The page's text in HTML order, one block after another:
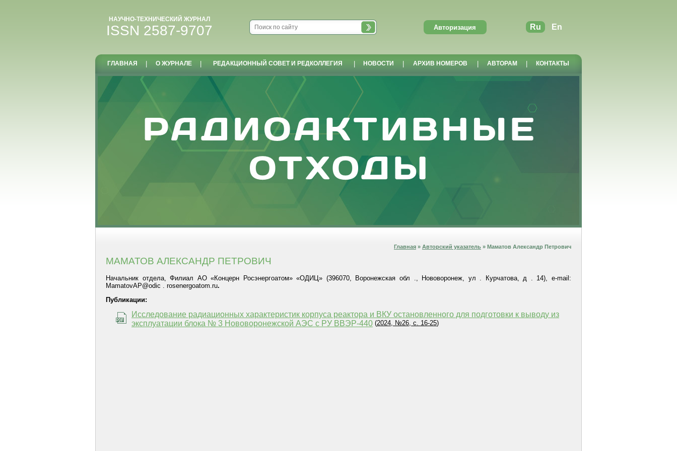
НАУЧНО-ТЕХНИЧЕСКИЙ ЖУРНАЛ
ISSN 2587-9707 Ru En
ГЛАВНАЯ О ЖУРНАЛЕ РЕДАКЦИОННЫЙ СОВЕТ И РЕДКОЛЛЕГИЯ НОВОСТИ АРХИВ НОМЕРОВ АВТОРАМ КОНТАКТЫ
Главная » Авторский указатель » Маматов Александр Петрович
МАМАТОВ АЛЕКСАНДР ПЕТРОВИЧ
Начальник отдела, Филиал АО «Концерн Росэнергоатом» «ОДИЦ» (396070, Воронежская обл ., Нововоронеж, ул . Курчатова, д . 14), e-mail:
MamatovAP@odic . rosenergoatom.ru.
Публикации:
Исследование радиационных характеристик корпуса реактора и ВКУ остановленного для подготовки к выводу из
эксплуатации блока № 3 Нововоронежской АЭС с РУ ВВЭР-440 (2024, №26, с. 16-25)